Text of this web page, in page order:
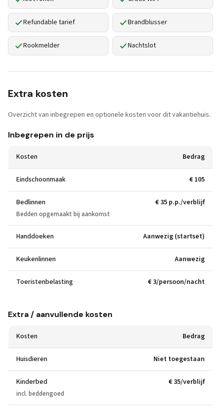
Refundable tarief Brandblusser
Rookmelder Nachtslot
Extra kosten
Overzicht van inbegrepen en optionele kosten voor dit vakantiehuis.
Inbegrepen in de prijs
Kosten Bedrag
Eindschoonmaak € 105
Bedlinnen
Bedden opgemaakt bij aankomst
€ 35 p.p./verblijf
Handdoeken Aanwezig (startset)
Keukenlinnen Aanwezig
Toeristenbelasting € 3/persoon/nacht
Extra / aanvullende kosten
Kosten Bedrag
Huisdieren Niet toegestaan
Kinderbed
incl. beddengoed
€ 35/verblijf